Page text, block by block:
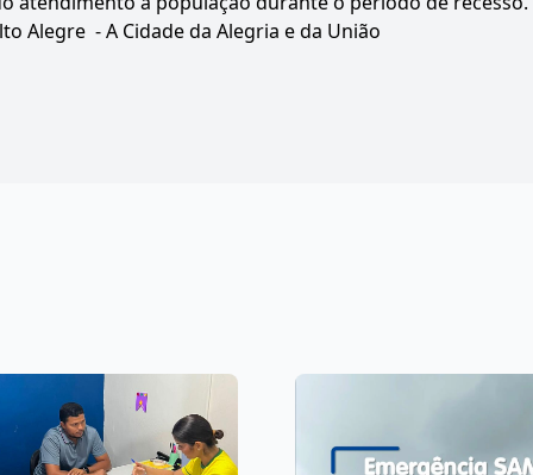
Alegre - A Cidade da Alegria e da União